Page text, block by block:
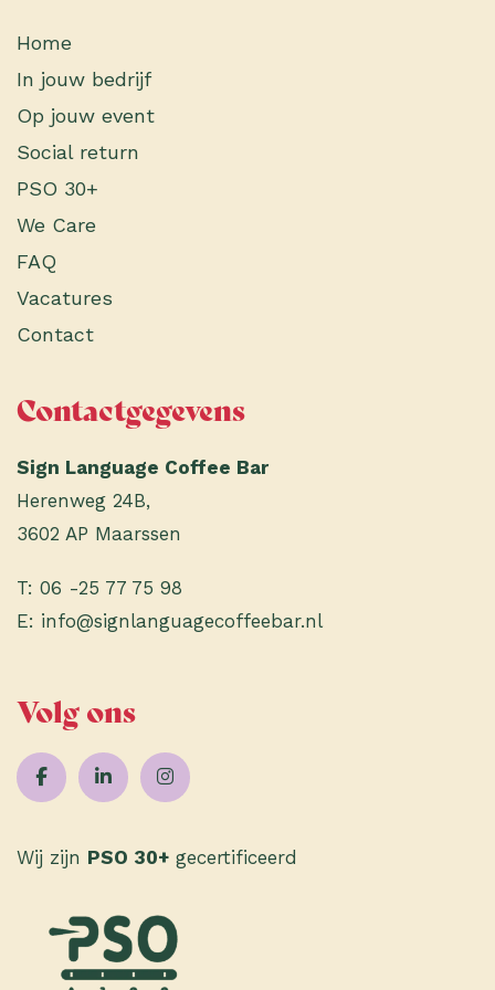
Home
In jouw bedrijf
Op jouw event
Social return
PSO 30+
We Care
FAQ
Vacatures
Contact
Contactgegevens
Sign Language Coffee Bar
Herenweg 24B,
3602 AP Maarssen
T:06 -25 77 75 98
E: info@signlanguagecoffeebar.nl
Volg ons
Wij zijn PSO 30+ gecertificeerd